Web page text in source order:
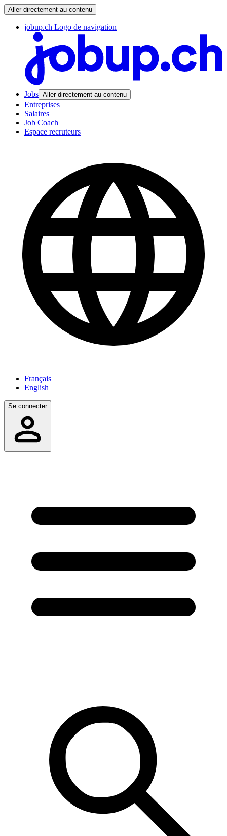
Aller directement au contenu
jobup.ch Logo de navigation
Jobs Aller directement au contenu
Entreprises
Salaires
Job Coach
Espace recruteurs
Français
English
Se connecter